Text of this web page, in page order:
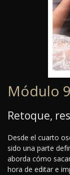
Módulo 9
Retoque,
Desde el cuarto
sido una parte
aborda cómo
hora de editar e